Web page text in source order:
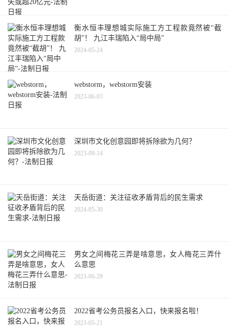
衡水恒丰理想城实际施工方工程款竟然被“截
胡”！ 九江丰瑞陷入“局中局”
2024-05-24
webstorm，webstorm安装
2023-06-03
深圳市文化创意园即将拆除欲为几何？
2023-09-14
天岳街道：关注征收矛盾背后的民生需求
2024-05-30
男女之间梅花三弄是啥意思，女人梅花三弄什
么意思
2023-06-29
2022省考公务员报名入口，快来报名啦！
2023-05-21